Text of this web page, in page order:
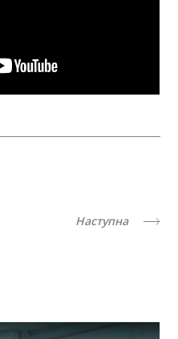
Наступна